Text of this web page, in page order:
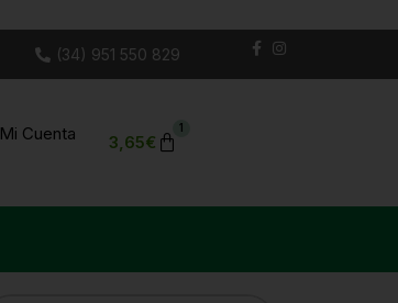
(34) 951 550 829
Mi Cuenta 3,65€